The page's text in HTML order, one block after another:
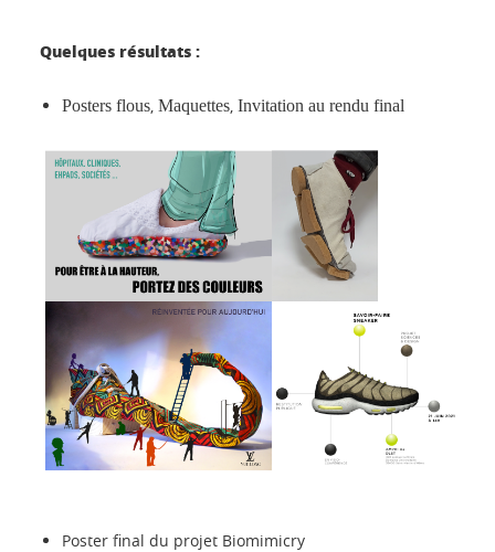
Quelques résultats :
Posters flous, Maquettes, Invitation au rendu final
Poster final du projet Biomimicry